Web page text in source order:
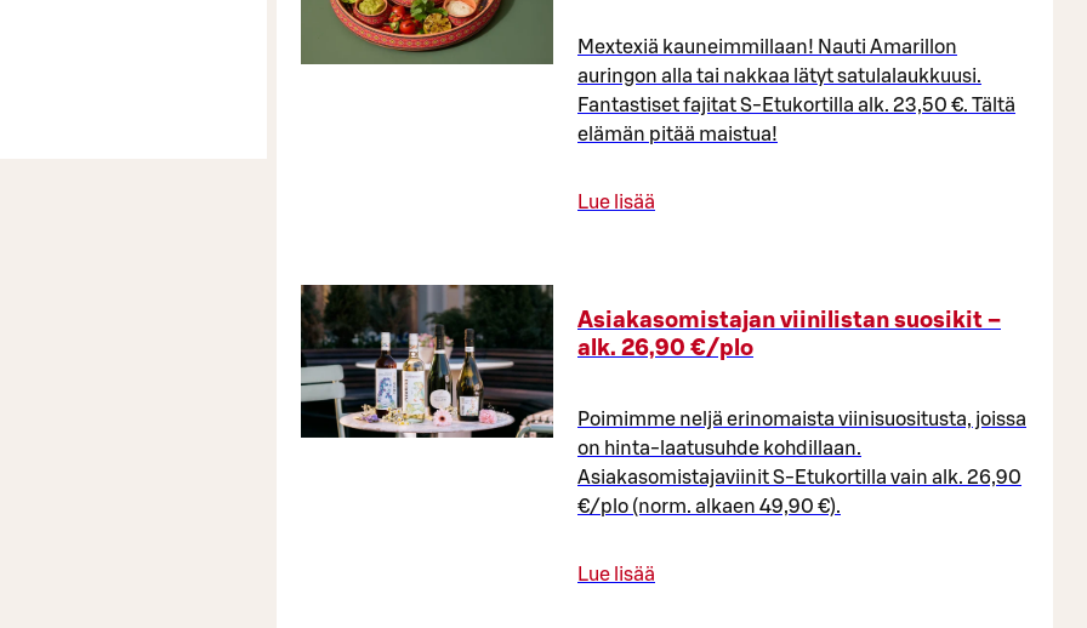
Mextexiä kauneimmillaan! Nauti Amarillon
auringon alla tai nakkaa lätyt satulalaukkuusi.
Fantastiset fajitat S-Etukortilla alk. 23,50 €. Tältä
elämän pitää maistua!
Lue lisää
Asiakasomistajan viinilistan suosikit –
alk. 26,90 €/plo​
Poimimme neljä erinomaista viinisuositusta, joissa
on hinta-laatusuhde kohdillaan.
Asiakasomistajaviinit S-Etukortilla vain alk. 26,90
€/plo (norm. alkaen 49,90 €).
Lue lisää